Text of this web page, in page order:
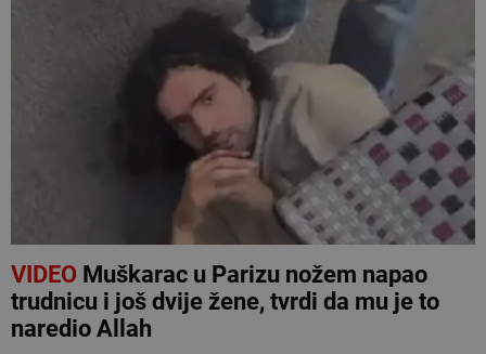
VIDEOMuškarac u Parizu nožem napao
trudnicu i još dvije žene, tvrdi da mu je to
naredio Allah